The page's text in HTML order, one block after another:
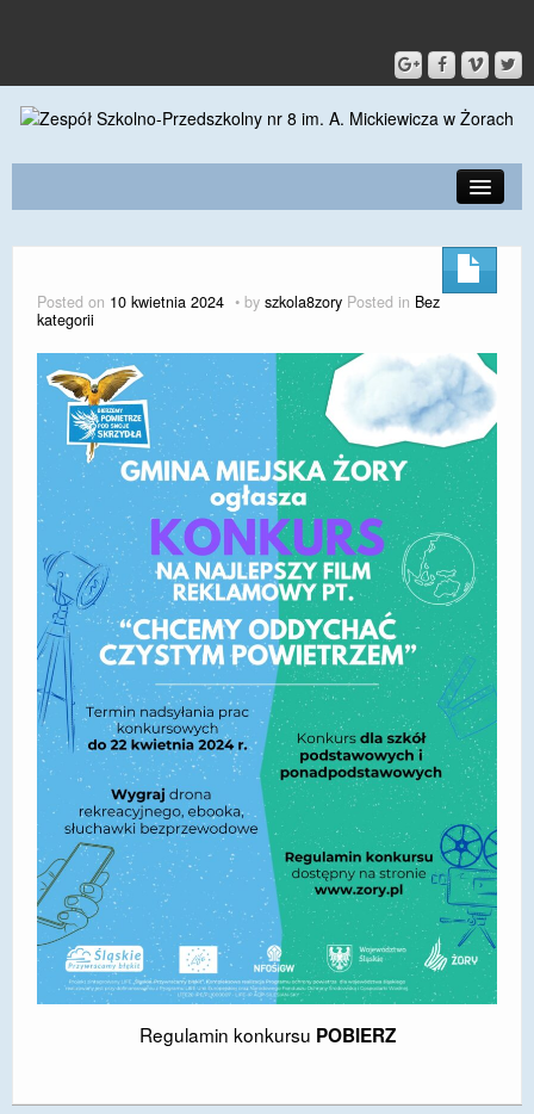
KONTAKT
DLA RODZICÓW I UCZNIÓW
DLA PRACOWNIKÓW
GALERIA
SPORT
DOSTĘPNOŚĆ
POLITYKA PRYWATNOŚCI
RODO
EGZAMIN ÓSMOKLASISTY
STANDARDY OCHRONY MAŁOLETNICH
PROJEKT ,,SZKOŁY Z JAKOŚCIĄ – ROZWÓJ
KSZTAŁCENIA OGÓLNEGO NA TERENIE MIASTA
ŻORY”
REKRUTACJA 2026/2027
mLegitymacja
Posted on 10 kwietnia 2024 by szkola8zory Posted in Bez
kategorii
Regulamin konkursu POBIERZ